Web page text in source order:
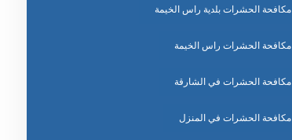
مكافحة الحشرات بلدية راس الخيمة
مكافحة الحشرات راس الخيمة
مكافحة الحشرات في الشارقة
مكافحة الحشرات في المنزل